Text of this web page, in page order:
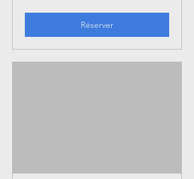
Réserver